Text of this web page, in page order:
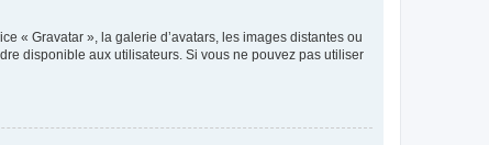
« Gravatar », la galerie d’avatars, les images distantes ou
disponible aux utilisateurs. Si vous ne pouvez pas utiliser